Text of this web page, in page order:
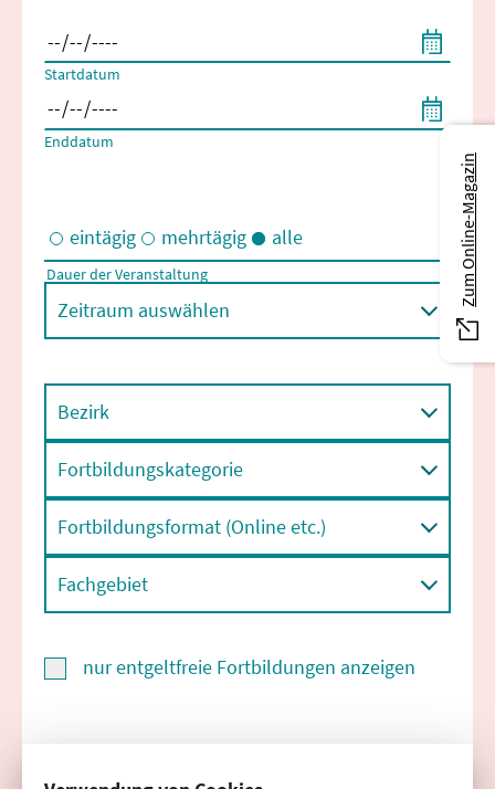
Startdatum
Enddatum
Eintägige und/oder mehrtägige Veranstaltungen
eintägig mehrtägig alle
Dauer der Veranstaltung
Zeitraum auswählen
Bezirk
Fortbildungskategorie
Fortbildungsformat (Online etc.)
Fachgebiet
nur entgeltfreie Fortbildungen anzeigen
Zum Online-Magazin